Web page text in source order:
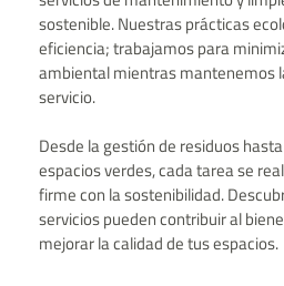
sostenible. Nuestras prácticas
eficiencia; trabajamos para
ambiental mientras mantenemos
servicio.
Desde la gestión de residuos
espacios verdes, cada tarea se
firme con la sostenibilidad.
servicios pueden contribuir al
mejorar la calidad de tus espacios.